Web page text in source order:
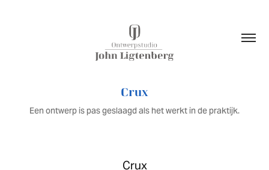
Crux
Een ontwerp is pas geslaagd als het werkt in de praktijk.
Crux